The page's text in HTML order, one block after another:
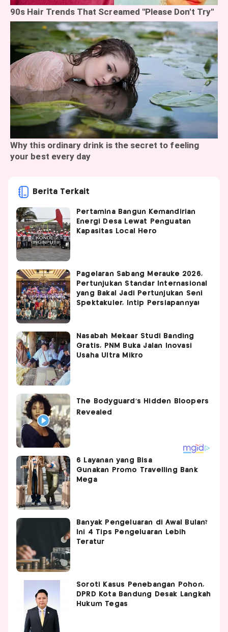
Berita Terkait
Pertamina Bangun Kemandirian
Energi Desa Lewat Penguatan
Kapasitas Local Hero
Pagelaran Sabang Merauke 2026,
Pertunjukan Standar Internasional
yang Bakal Jadi Pertunjukan Seni
Spektakuler, Intip Persiapannya!
Nasabah Mekaar Studi Banding
Gratis, PNM Buka Jalan Inovasi
Usaha Ultra Mikro
6 Layanan yang Bisa
Gunakan Promo Travelling Bank
Mega
Banyak Pengeluaran di Awal Bulan?
Ini 4 Tips Pengeluaran Lebih
Teratur
Soroti Kasus Penebangan Pohon,
DPRD Kota Bandung Desak Langkah
Hukum Tegas